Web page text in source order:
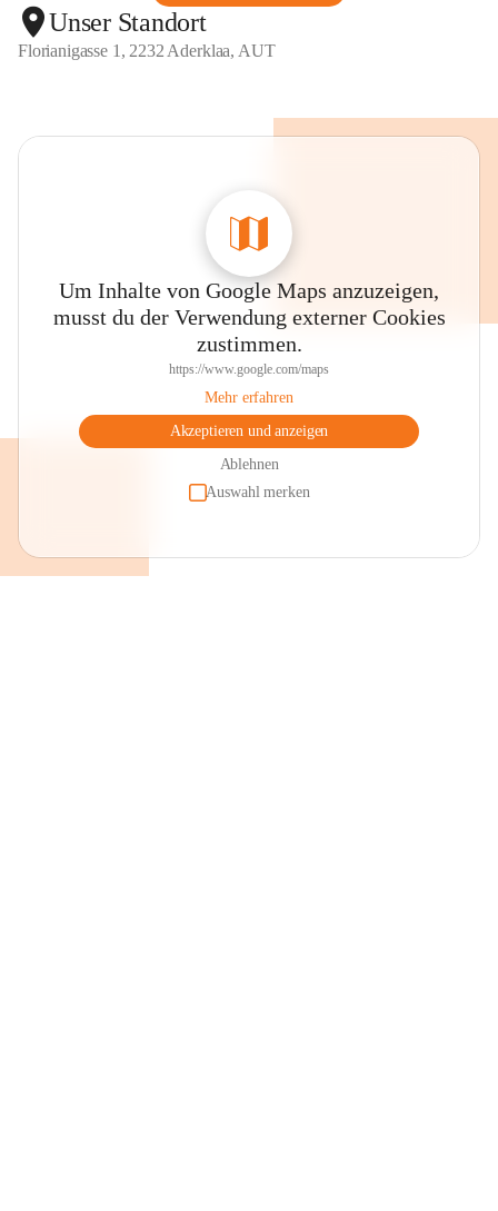
Unser Standort
Florianigasse 1, 2232 Aderklaa, AUT
Um Inhalte von Google Maps anzuzeigen,
musst du der Verwendung externer Cookies
zustimmen.
https://www.google.com/maps
Mehr erfahren
Akzeptieren und anzeigen
Ablehnen
Auswahl merken